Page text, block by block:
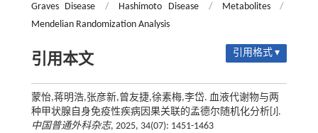
Graves Disease / Hashimoto Disease / Metabolites
/
Mendelian Randomization Analysis
引用本文 引用格式 ▾
蒙怡,蒋明浩,张彦新,曾友捷,徐素梅,李岱. 血液代谢物与两
种甲状腺自身免疫性疾病因果关联的孟德尔随机化分析[J].
中国普通外科杂志, 2025, 34(07): 1451-1463